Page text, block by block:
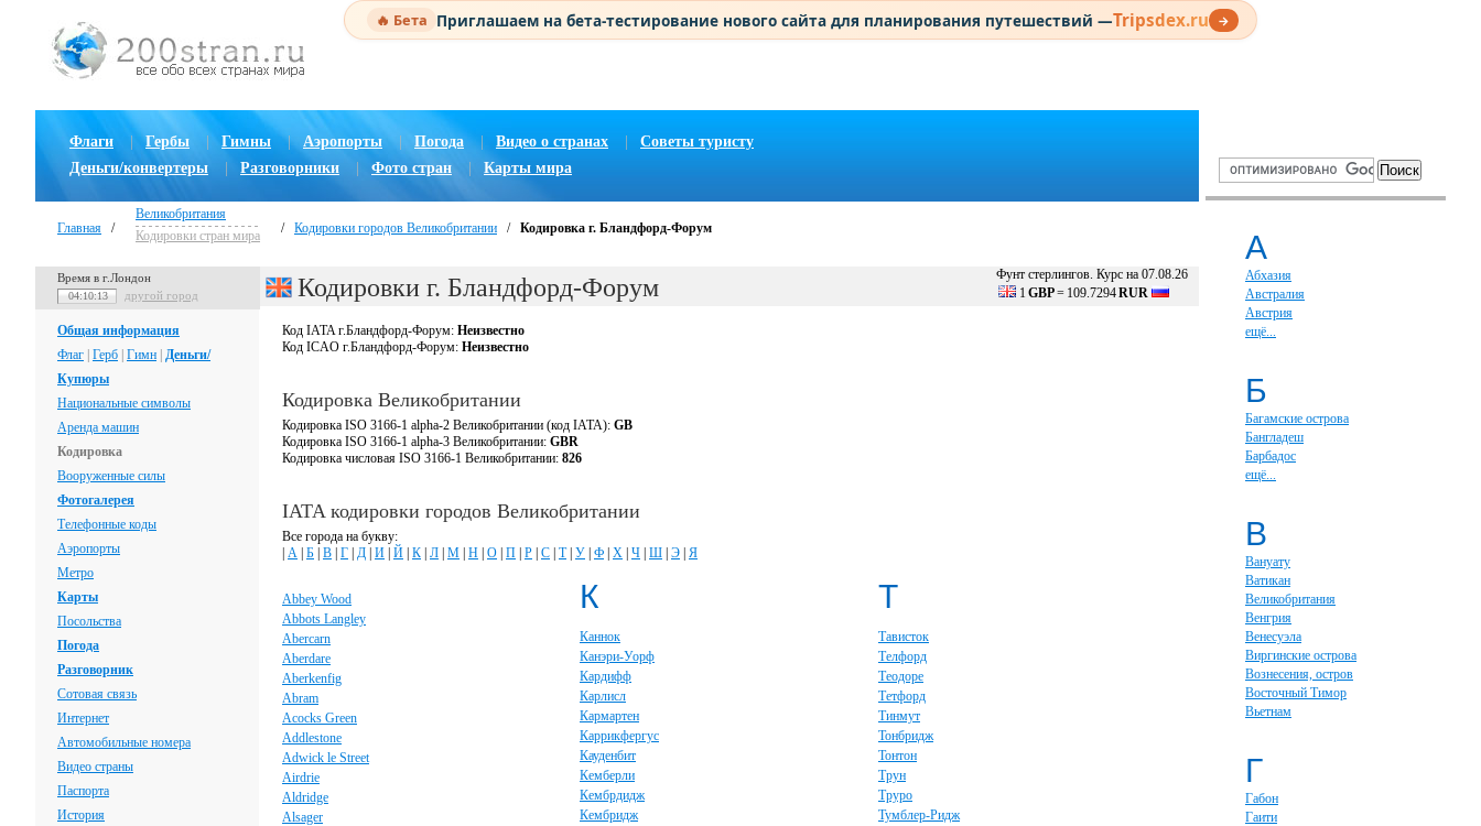
🔥 Бета Приглашаем на бета-тестирование нового сайта для планирования путешествий —Tripsdex.ru →
Флаги Гербы Гимны | Аэропорты Погода | Видео о странах
Советы туристу
Деньги/конвертеры
Разговорники Фото стран Карты мира
Главная /
Великобритания
Кодировки стран мира
/ Кодировки городов Великобритании / Кодировка г. Бландфорд-Форум
Время в г.Лондон
04:10:14 другой город
Общая информация
Флаг Герб Гимн Деньги/
Купюры
Национальные символы
Аренда машин
Кодировка
Вооруженные силы
Фотогалерея
Телефонные коды
Аэропорты
Метро
Карты
Посольства
Погода
Разговорник
Сотовая связь
Интернет
Автомобильные номера
Видео страны
Паспорта
История
Фунт стерлингов. Курс на 07.08.26
1 GBP= 109.7294RUR
Кодировки г. Бландфорд-Форум
Код IATA г.Бландфорд-Форум: Неизвестно
Код ICAO г.Бландфорд-Форум: Неизвестно
Кодировка Великобритании
Кодировка ISO 3166-1 alpha-2 Великобритании (код IATA): GB
Кодировка ISO 3166-1 alpha-3 Великобритании: GBR
Кодировка числовая ISO 3166-1 Великобритании: 826
IATA кодировки городов Великобритании
Все города на букву:
А Б В Г Д И Й К Л М Н О П Р С Т| У Ф Х Ч Ш Э Я
Abbey Wood
Abbots Langley
Abercarn
Aberdare
Aberkenfig
Abram
Acocks Green
Addlestone
Adwick le Street
Airdrie
Aldridge
Alsager
К
Каннок
Канэри-Уорф
Кардифф
Карлисл
Кармартен
Каррикфергус
Кауденбит
Кемберли
Кембрдидж
Кембридж
Т
Тависток
Телфорд
Теодоре
Тетфорд
Тинмут
Тонбридж
Тонтон
Трун
Труро
Тумблер-Ридж
А
Абхазия
Австралия
Австрия
ещё...
Б
Багамские острова
Бангладеш
Барбадос
ещё...
В
Вануату
Ватикан
Великобритания
Венгрия
Венесуэла
Виргинские острова
Вознесения, остров
Восточный Тимор
Вьетнам
Г
Габон
Гаити